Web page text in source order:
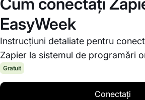
EasyWeek
Instrucțiuni detaliate pentru
Zapier la sistemul de programări
Gratuit
Conectați